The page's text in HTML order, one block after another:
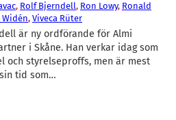
, Rolf Bjerndell, Ron Lowy, Ronald
Widén, Viveca Rüter
är ny ordförande för Almi
i Skåne. Han verkar idag som
och styrelseproffs, men är mest
tid som…